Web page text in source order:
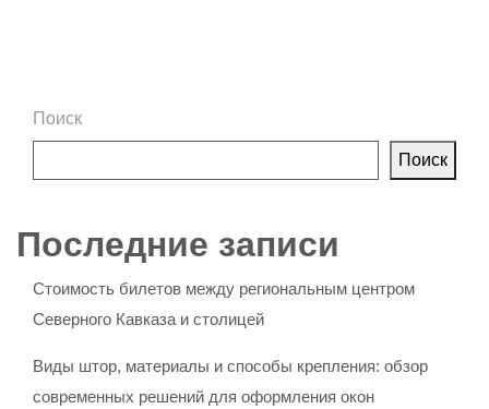
Поиск
Поиск
Последние записи
Стоимость билетов между региональным центром
Северного Кавказа и столицей
Виды штор, материалы и способы крепления: обзор
современных решений для оформления окон